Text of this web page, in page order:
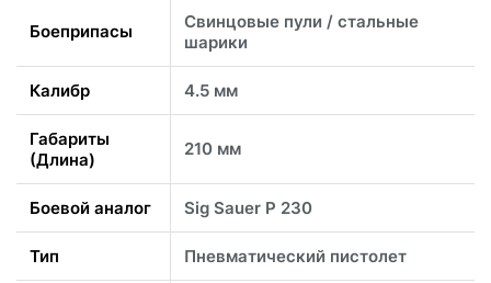
Боеприпасы
Свинцовые пули / стальные
шарики
Калибр 4.5 мм
Габариты
(Длина)
210 мм
Боевой аналог Sig Sauer P 230
Тип Пневматический пистолет